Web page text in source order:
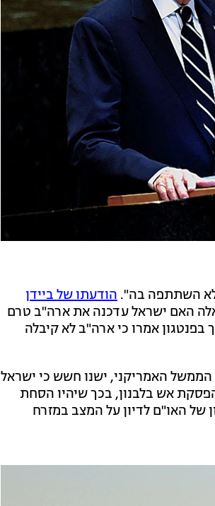
השתתפה בה". הודעתו של ביידן
האם ישראל עדכנה את ארה"ב טרם
אמרו כי ארה"ב לא קיבלה
האמריקני, ישנו חשש כי ישראל
אש בלבנון, בכך שיהיו הסחת
של האו"ם לדיון על המצב במזרח